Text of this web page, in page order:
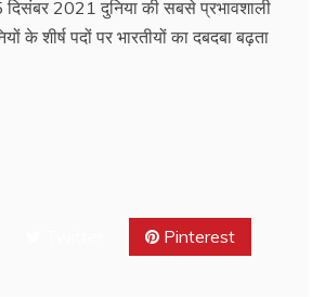
दिसंबर 2021 दुनिया की सबसे प्रभावशाली
के शीर्ष पदों पर भारतीयों का दबदबा बढ़ता
Pinterest